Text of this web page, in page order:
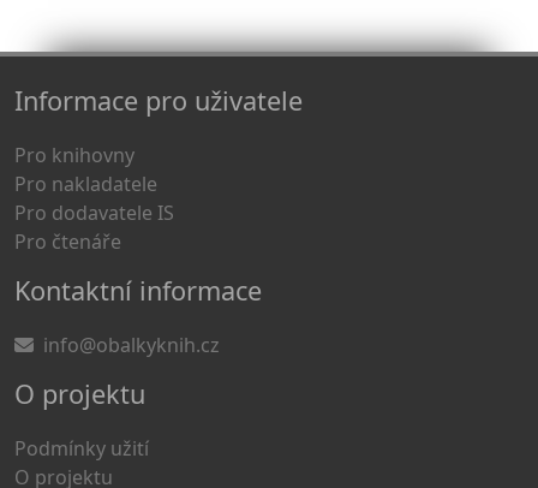
Informace pro uživatele
Pro knihovny
Pro nakladatele
Pro dodavatele IS
Pro čtenáře
Kontaktní informace
info@obalkyknih.cz
O projektu
Podmínky užití
O projektu